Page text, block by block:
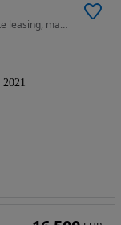
1968 cm3 • 150 CP • Stare foarte buna, posibilitate leasing, masina pe firma
2021